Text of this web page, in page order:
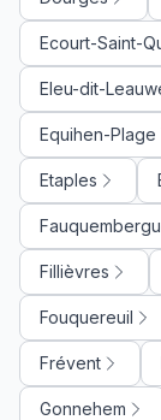
Ecourt-Saint-
Eleu-dit-
Equihen-Plage
Etaples
Fillièvres
Fouquereuil
Frévent
Gonnehem